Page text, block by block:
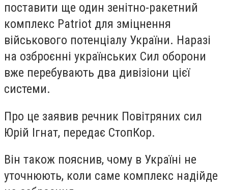
поставити ще один зенітно-ракетний
комплекс Patriot для зміцнення
військового потенціалу України. Наразі
на озброєнні українських Сил оборони
вже перебувають два дивізіони цієї
системи.
Про це заявив речник Повітряних сил
Юрій Ігнат, передає СтопКор.
Він також пояснив, чому в Україні не
уточнюють, коли саме комплекс надійде